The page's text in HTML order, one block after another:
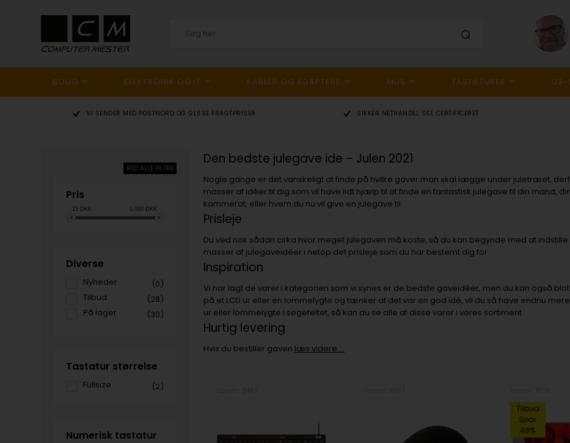
BOLIG ELEKTRONIK OG IT KABLER OG ADAPTERE MUS TASTATURER US-
VI SENDER MED POSTNORD OG GLS SE FRAGTPRISER SIKKER NETHANDEL SSL CERTIFICERET
RYD ALLE FILTRE
Pris
15 DKK 1,000 DKK
Diverse
Nyheder
(0)
Tilbud
(28)
På lager
(30)
Tastatur størrelse
Fullsize (2)
Numerisk tastatur
Den bedste julegave ide – Julen 2021
Nogle gange er det vanskeligt at finde på hvilke gaver man skal lægge under juletræet,
masser af idéer til dig som vil have lidt hjælp til at finde en fantastisk julegave til din mand,
kammerat, eller hvem du nu vil give en julegave til.
Prisleje
Du ved nok sådan cirka hvor meget julegaven må koste, så du kan begynde med at
masser af julegaveidéer i netop det prisleje som du har bestemt dig for.
Inspiration
Vi har lagt de varer i kategorien som vi synes er de bedste gaveidéer, men du kan også
på et LCD ur eller en lommelygte og tænker at det var en god idé, vil du så have endnu
ur eller lommelygte i søgefeltet, så kan du se alle af disse varer i vores sortiment.
Hurtig levering
Hvis du bestiller gaven læs videre….
Tilbud
Spar
49%